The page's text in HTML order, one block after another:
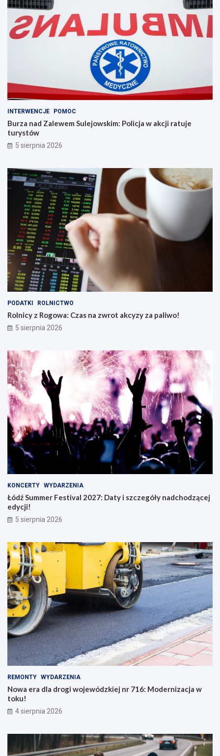
INTERWENCJE POMOC
Burza nad Zalewem Sulejowskim: Policja w akcji ratuje
turystów
5 sierpnia 2026
PODATKI ROLNICTWO
Rolnicy z Rogowa: Czas na zwrot akcyzy za paliwo!
5 sierpnia 2026
KONCERTY WYDARZENIA
Łódź Summer Festival 2027: Daty i szczegóły nadchodzącej
edycji!
5 sierpnia 2026
REMONTY WYDARZENIA
Nowa era dla drogi wojewódzkiej nr 716: Modernizacja w
toku!
4 sierpnia 2026